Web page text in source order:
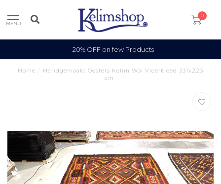
MENU
0
100% Wool
Home
Handgemaakt Oosters Kelim Wol Vloerkleed 331x223
cm